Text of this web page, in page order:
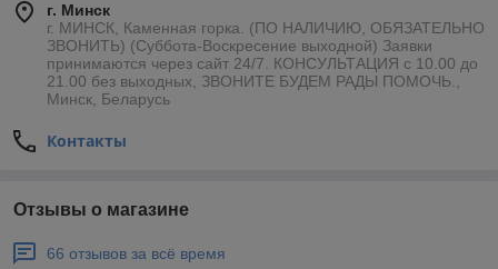
г. Минск
г. МИНСК, Каменная горка. (ПО НАЛИЧИЮ, ОБЯЗАТЕЛЬНО
ЗВОНИТЬ) (Суббота-Воскресение выходной) Заявки
принимаются через сайт 24/7. КОНСУЛЬТАЦИЯ с 10.00 до
21.00 без выходных, ЗВОНИТЕ БУДЕМ РАДЫ ПОМОЧЬ.,
Минск, Беларусь
Контакты
Отзывы о магазине
66 отзывов за всё время